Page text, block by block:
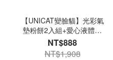
【UNICAT變臉貓】光彩氣
墊粉餅2入組+愛心液體腮
紅(光澤款)
NT$888
NT$1,908